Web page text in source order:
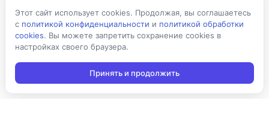
Этот сайт использует cookies. Продолжая, вы соглашаетесь
с политикой конфиденциальности и политикой обработки
cookies. Вы можете запретить сохранение cookies в
настройках своего браузера.
Принять и продолжить